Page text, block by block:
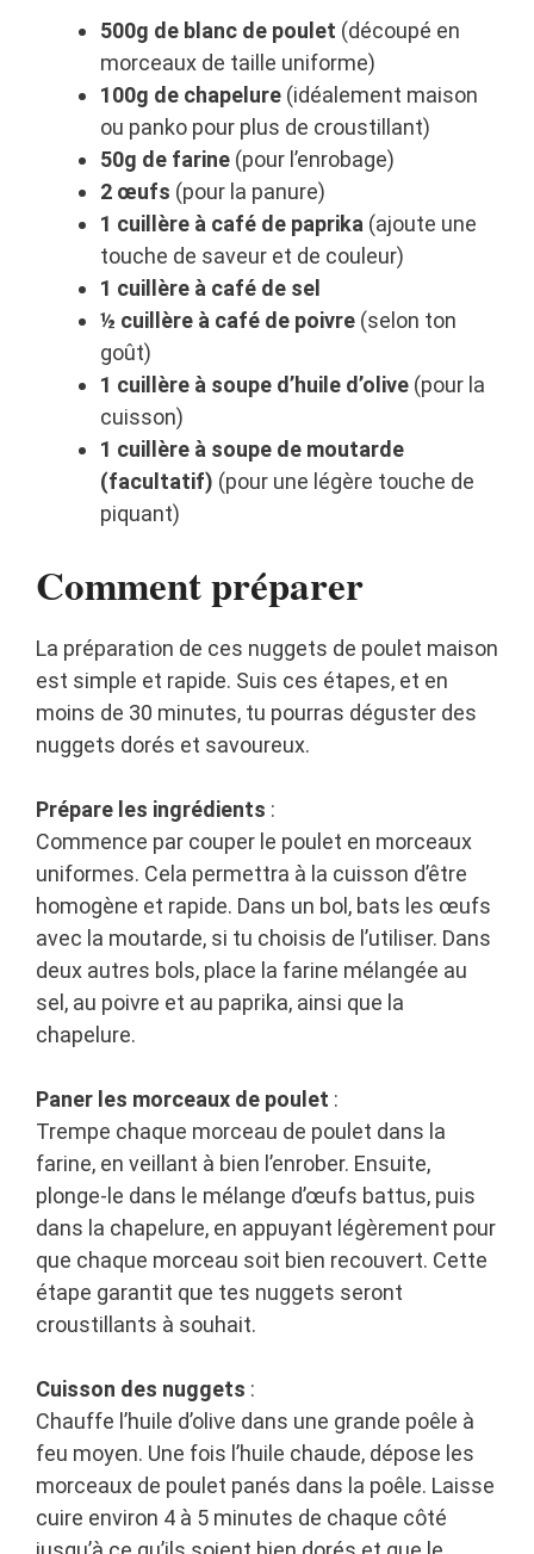
500g de blanc de poulet (découpé en
morceaux de taille uniforme)
100g de chapelure (idéalement maison
ou panko pour plus de croustillant)
50g de farine (pour l’enrobage)
2 œufs (pour la panure)
1 cuillère à café de paprika (ajoute une
touche de saveur et de couleur)
1 cuillère à café de sel
½ cuillère à café de poivre (selon ton
goût)
1 cuillère à soupe d’huile d’olive (pour la
cuisson)
1 cuillère à soupe de moutarde
(facultatif) (pour une légère touche de
piquant)
Comment préparer
La préparation de ces nuggets de poulet maison
est simple et rapide. Suis ces étapes, et en
moins de 30 minutes, tu pourras déguster des
nuggets dorés et savoureux.
Prépare les ingrédients :
Commence par couper le poulet en morceaux
uniformes. Cela permettra à la cuisson d’être
homogène et rapide. Dans un bol, bats les œufs
avec la moutarde, si tu choisis de l’utiliser. Dans
deux autres bols, place la farine mélangée au
sel, au poivre et au paprika, ainsi que la
chapelure.
Paner les morceaux de poulet :
Trempe chaque morceau de poulet dans la
farine, en veillant à bien l’enrober. Ensuite,
plonge-le dans le mélange d’œufs battus, puis
dans la chapelure, en appuyant légèrement pour
que chaque morceau soit bien recouvert. Cette
étape garantit que tes nuggets seront
croustillants à souhait.
Cuisson des nuggets :
Chauffe l’huile d’olive dans une grande poêle à
feu moyen. Une fois l’huile chaude, dépose les
morceaux de poulet panés dans la poêle. Laisse
cuire environ 4 à 5 minutes de chaque côté